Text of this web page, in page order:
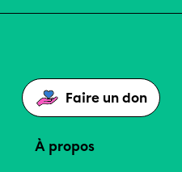
Faire un don
À propos